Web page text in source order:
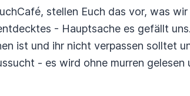
stellen Euch das vor, was
- Hauptsache es gefällt
ist und ihr nicht verpassen solltet
- es wird ohne murren